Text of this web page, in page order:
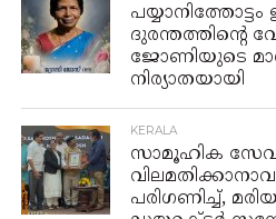
ദുരന്തത്തിന്റെ
ജോണിയുടെ
നിര്യാതയായി
KERALA
സാമൂഹിക
പരിഗണിച്ച്,